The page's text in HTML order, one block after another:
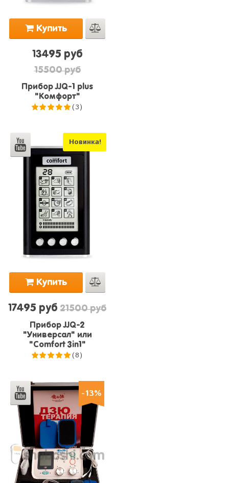
Купить
13495 руб
15500 руб
Прибор JJQ-1 plus
"Комфорт"
(3)
Новинка!
Купить
17495 руб 21500 руб
Прибор JJQ-2
"Универсал" или
"Comfort 3in1"
(8)
-13%